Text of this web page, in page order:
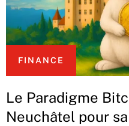
FINANCE
Le Paradigme
Neuchâtel pour